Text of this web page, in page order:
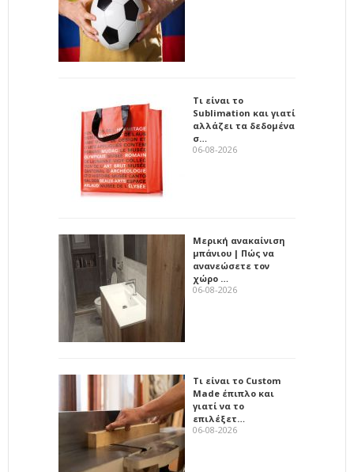
Τι είναι το
Sublimation και γιατί
αλλάζει τα δεδομένα
σ…
06-08-2026
Μερική ανακαίνιση
μπάνιου | Πώς να
ανανεώσετε τον
χώρο …
06-08-2026
Τι είναι το Custom
Made έπιπλο και
γιατί να το
επιλέξετ…
06-08-2026